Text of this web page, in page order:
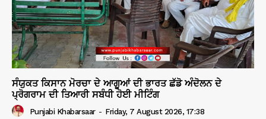
ਸੰਯੁਕਤ ਕਿਸਾਨ ਮੋਰਚਾ ਦੇ ਆਗੂਆਂ ਦੀ ਭਾਰਤ ਛੱਡੋ ਅੰਦੋਲਨ ਦੇ
ਪ੍ਰੋਗਰਾਮ ਦੀ ਤਿਆਰੀ ਸਬੰਧੀ ਹੋਈ ਮੀਟਿੰਗ
Punjabi Khabarsaar - Friday, 7 August 2026, 17:38